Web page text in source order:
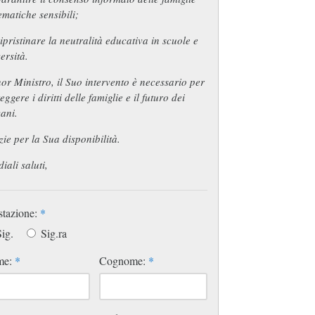
sensibili;
la neutralità educativa in scuole e
Ministro, il Suo intervento è necessario per
i diritti delle famiglie e il futuro dei
per la Sua disponibilità.
saluti,
*
Sig.ra
* Cognome: *